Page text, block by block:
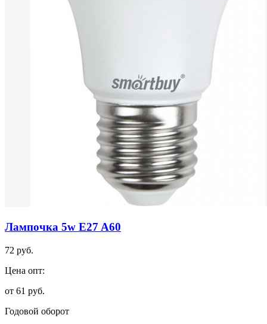
Лампочка 5w E27 A60
72 руб.
Цена опт:
от 61 руб.
Годовой оборот